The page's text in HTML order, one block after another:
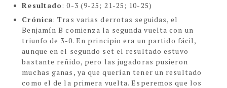
Resultado: 0-3 (9-25; 21-25; 10-25)
Crónica:Tras varias derrotas seguidas, el
Benjamín B comienza la segunda vuelta con un
triunfo de 3-0. En principio era un partido fácil,
aunque en el segundo set el resultado estuvo
bastante reñido, pero las jugadoras pusieron
muchas ganas, ya que querían tener un resultado
como el de la primera vuelta. Esperemos que los